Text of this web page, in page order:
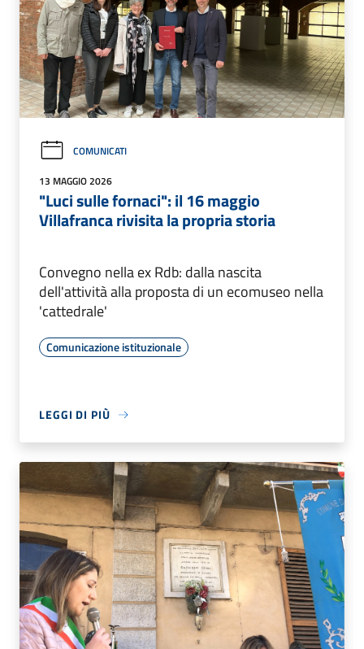
COMUNICATI
13 MAGGIO 2026
"Luci sulle fornaci": il 16 maggio
Villafranca rivisita la propria storia
Convegno nella ex Rdb: dalla nascita
dell'attività alla proposta di un ecomuseo nella
'cattedrale'
Comunicazione istituzionale
LEGGI DI PIÙ